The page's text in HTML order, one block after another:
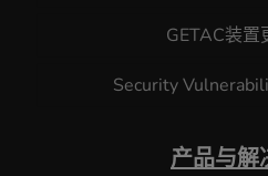
GETAC装置
Security
产品与解